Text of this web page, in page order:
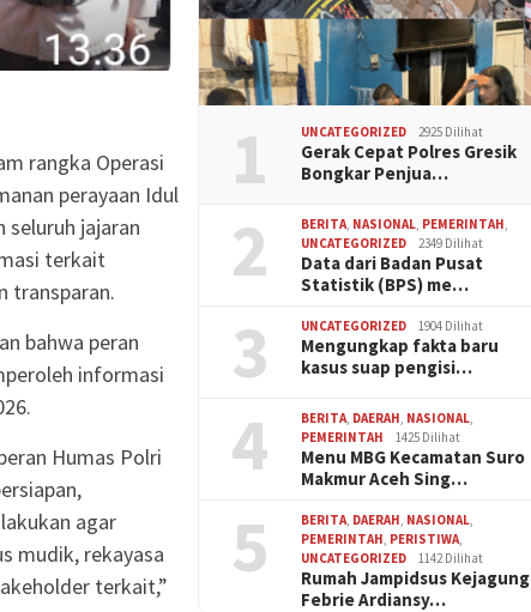
rangka Operasi
perayaan Idul
seluruh jajaran
terkait
transparan.
bahwa peran
informasi
Humas Polri
agar
mudik, rekayasa
terkait,”
1 UNCATEGORIZED 2925 Dilihat
Gerak Cepat Polres Gresik
Bongkar Penjua…
2 BERITA NASIONAL PEMERINTAH
UNCATEGORIZED
2349 Dilihat
Data dari Badan Pusat
Statistik (BPS) me…
3 UNCATEGORIZED 1904 Dilihat
Mengungkap fakta baru
kasus suap pengisi…
4 BERITA DAERAH NASIONAL
PEMERINTAH
1425 Dilihat
Menu MBG Kecamatan Suro
Makmur Aceh Sing…
5 BERITA DAERAH NASIONAL
PEMERINTAH PERISTIWA
UNCATEGORIZED
1142 Dilihat
Rumah Jampidsus Kejagung
Febrie Ardiansy…